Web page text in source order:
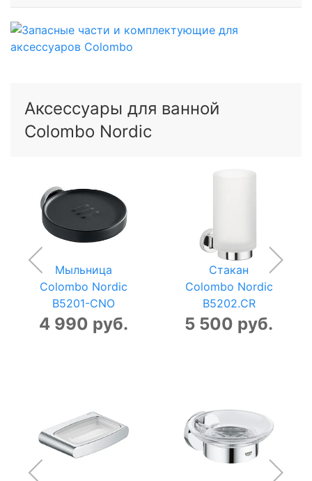
Аксессуары для ванной
Colombo Nordic
Мыльница
Colombo Nordic
B5201-CNO
4 990 руб.
Стакан
Colombo Nordic
B5202.CR
5 500 руб.